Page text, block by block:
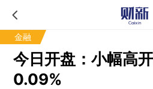
金融
今日开盘：小幅高
0.09%